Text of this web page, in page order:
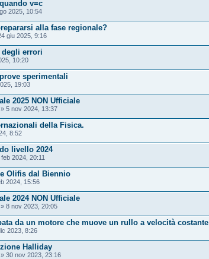
v=c
2025, 10:54
alla fase regionale?
giu 2025, 9:16
degli errori
10:20
sperimentali
19:03
2025 NON Ufficiale
» 5 nov 2024, 13:37
della Fisica.
8:52
livello 2024
2024, 20:11
Olifis dal Biennio
2024, 15:56
2024 NON Ufficiale
» 8 nov 2023, 20:05
da un motore che muove un rullo a velocità costante
2023, 8:26
Halliday
» 30 nov 2023, 23:16